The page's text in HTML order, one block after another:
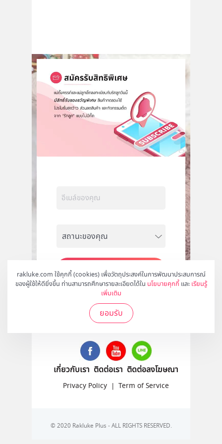
rakluke.com ใช้คุกกี้ (cookies) เพื่อวัตถุประสงค์ในการพัฒนาประสบการณ์
ของผู้ใช้ให้ดียิ่งขึ้น ท่านสามารถศึกษารายละเอียดได้ใน นโยบายคุกกี้ และ เรียนรู้
เพิ่มเติม
ยอมรับ
สมัคร
ติดตามเราได้ที่
เกี่ยวกับเรา ติดต่อเรา ติดต่อลงโฆษณา
Privacy Policy | Term of Service
© 2020 Rakluke Plus - ALL RIGHTS RESERVED.